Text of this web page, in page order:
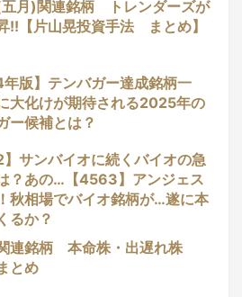
五月)関連銘柄 トレンダーズが
!!【片山晃投資手法 まとめ】
年版】テンバガー達成銘柄一
大化けが期待される2025年の
ー候補とは？
】サンバイオに続くバイオの急
？あの…【4563】アンジェス
秋相場でバイオ銘柄が…遂に本
るか？
連銘柄 本命株・出遅れ株
とめ